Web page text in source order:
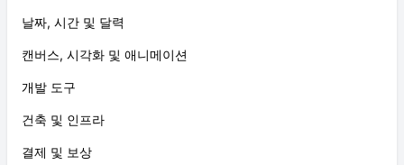
날짜, 시간 및 달력
캔버스, 시각화 및 애니메이션
개발 도구
건축 및 인프라
결제 및 보상